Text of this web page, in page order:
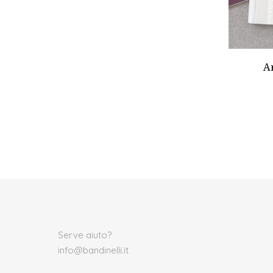
Serve aiuto?
info@bandinelli.it